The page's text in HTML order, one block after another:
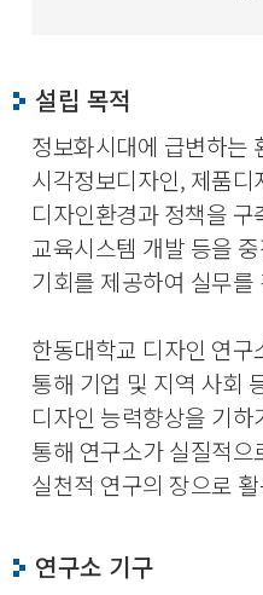
설립 목적
정보화시대에 급변하는
시각정보디자인, 제품
디자인환경과 정책을
교육시스템 개발 등을
기회를 제공하여 실무
한동대학교 디자인 연
통해 기업 및 지역 사회
디자인 능력향상을 기
통해 연구소가 실질적
실천적 연구의 장으로
연구소 기구